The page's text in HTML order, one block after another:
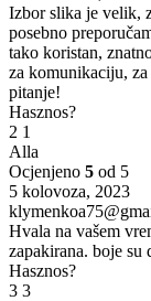
Izbor slika je velik,
posebno
tako koristan,
za komunikaciju,
pitanje!
Hasznos?
2 1
Alla
Ocjenjeno 5 od 5
5 kolovoza, 2023
Hvala na vašem
zapakirana. boje su
Hasznos?
3 3